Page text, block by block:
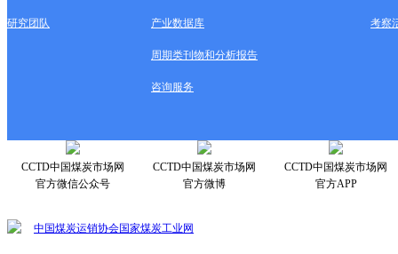
研究团队 产业数据库 考察
周期类刊物和分析报告
咨询服务
CCTD中国煤炭市场网
官方微信公众号
CCTD中国煤炭市场网
官方微博
CCTD中国煤炭市场网
官方APP
中国煤炭运销协会国家煤炭工业网